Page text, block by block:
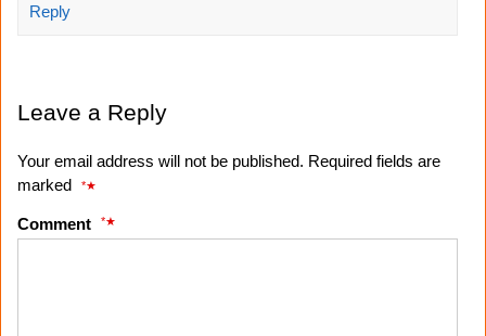
Reply
Leave a Reply
Your email address will not be published. Required fields are
marked
*
Comment *